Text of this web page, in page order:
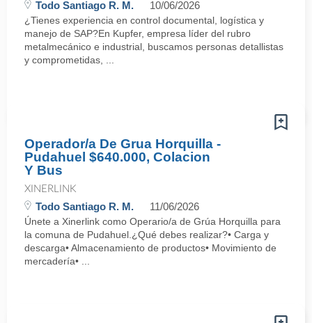
Todo Santiago R. M. 10/06/2026
¿Tienes experiencia en control documental, logística y
manejo de SAP?En Kupfer, empresa líder del rubro
metalmecánico e industrial, buscamos personas detallistas
y comprometidas, ...
Operador/a De Grua Horquilla -
Pudahuel $640.000, Colacion
Y Bus
XINERLINK
Todo Santiago R. M. 11/06/2026
Únete a Xinerlink como Operario/a de Grúa Horquilla para
la comuna de Pudahuel.¿Qué debes realizar?• Carga y
descarga• Almacenamiento de productos• Movimiento de
mercadería• ...